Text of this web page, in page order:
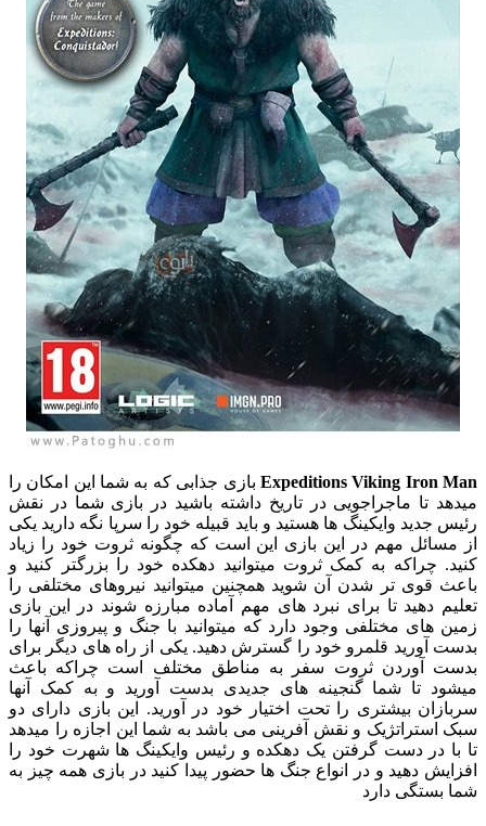
Expeditions Viking Iron Man بازی جذابی که به شما این امکان را
میدهد تا ماجراجویی در تاریخ داشته باشید در بازی شما در نقش
رئیس جدید وایکینگ ها هستید و باید قبیله خود را سرپا نگه دارید یکی
از مسائل مهم در این بازی این است که چگونه ثروت خود را زیاد
کنید. چراکه به کمک ثروت میتوانید دهکده خود را بزرگتر کنید و
باعث قوی تر شدن آن شوید همچنین میتوانید نیروهای مختلفی را
تعلیم دهید تا برای نبرد های مهم آماده مبارزه شوند در این بازی
زمین های مختلفی وجود دارد که میتوانید با جنگ و پیروزی آنها را
بدست آورید قلمرو خود را گسترش دهید. یکی از راه های دیگر برای
بدست آوردن ثروت سفر به مناطق مختلف است چراکه باعث
میشود تا شما گنجینه های جدیدی بدست آورید و به کمک آنها
سربازان بیشتری را تحت اختیار خود در آورید. این بازی دارای دو
سبک استراتژیک و نقش آفرینی می باشد به شما این اجازه را میدهد
تا با در دست گرفتن یک دهکده و رئیس وایکینگ ها شهرت خود را
افزایش دهید و در انواع جنگ ها حضور پیدا کنید در بازی همه چیز به
شما بستگی دارد